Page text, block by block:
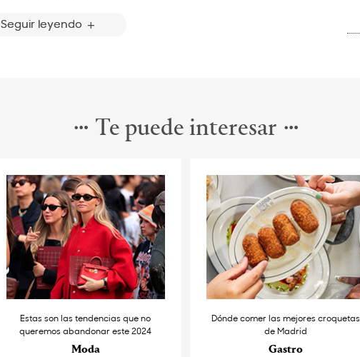
Seguir leyendo
Te puede interesar
Estas son las tendencias que no
queremos abandonar este 2024
Moda
Dónde comer las mejores croquetas
de Madrid
Gastro